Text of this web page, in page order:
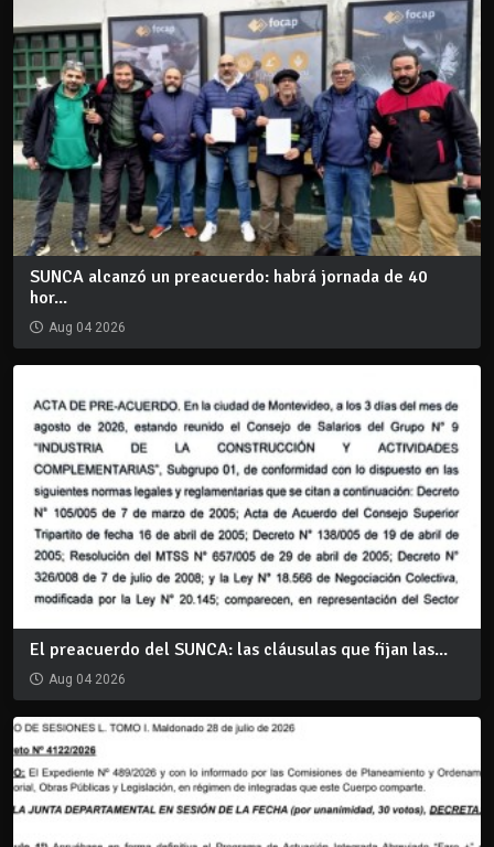
SUNCA alcanzó un preacuerdo: habrá jornada de 40
hor...
Aug 04 2026
El preacuerdo del SUNCA: las cláusulas que fijan las...
Aug 04 2026